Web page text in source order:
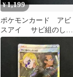
¥1,199
ポケモンカード アビ
スアイ サビ組のした
っぱ SR2枚 110/081